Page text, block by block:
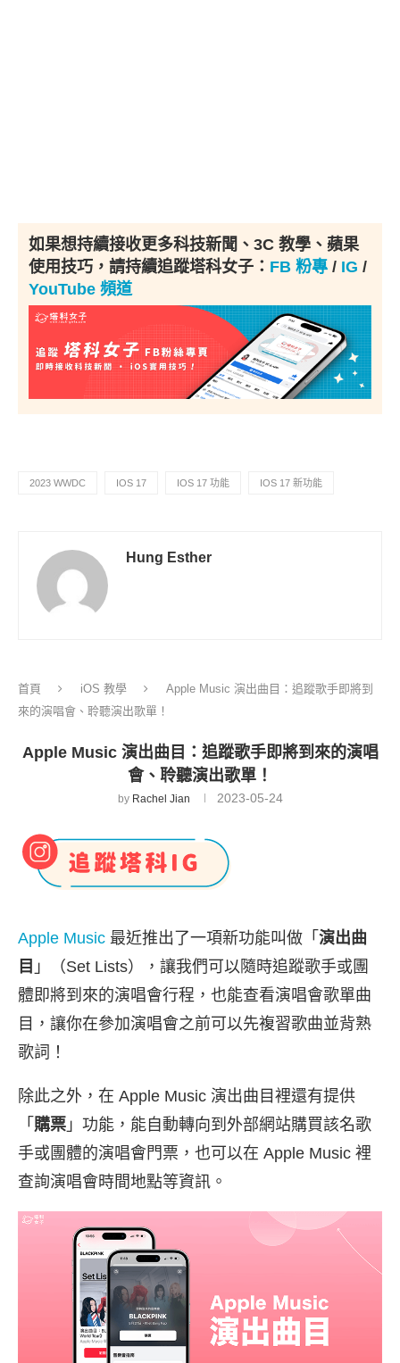
如果想持續接收更多科技新聞、3C 教學、蘋果
使用技巧，請持續追蹤塔科女子： FB 粉專 / IG /
YouTube 頻道
2023 WWDC IOS 17 IOS 17 功能 IOS 17 新功能
Hung Esther
首頁 iOS 教學
Apple Music 演出曲目：追蹤歌手即將到
來的演唱會、聆聽演出歌單！
Apple Music 演出曲目：追蹤歌手即將到來的演唱
會、聆聽演出歌單！
by Rachel Jian 2023-05-24
Apple Music 最近推出了一項新功能叫做「 演出曲
目 」（Set Lists），讓我們可以隨時追蹤歌手或團
體即將到來的演唱會行程，也能查看演唱會歌單曲
目，讓你在參加演唱會之前可以先複習歌曲並背熟
歌詞！
除此之外，在 Apple Music 演出曲目裡還有提供
「 購票 」功能，能自動轉向到外部網站購買該名歌
手或團體的演唱會門票，也可以在 Apple Music 裡
查詢演唱會時間地點等資訊。